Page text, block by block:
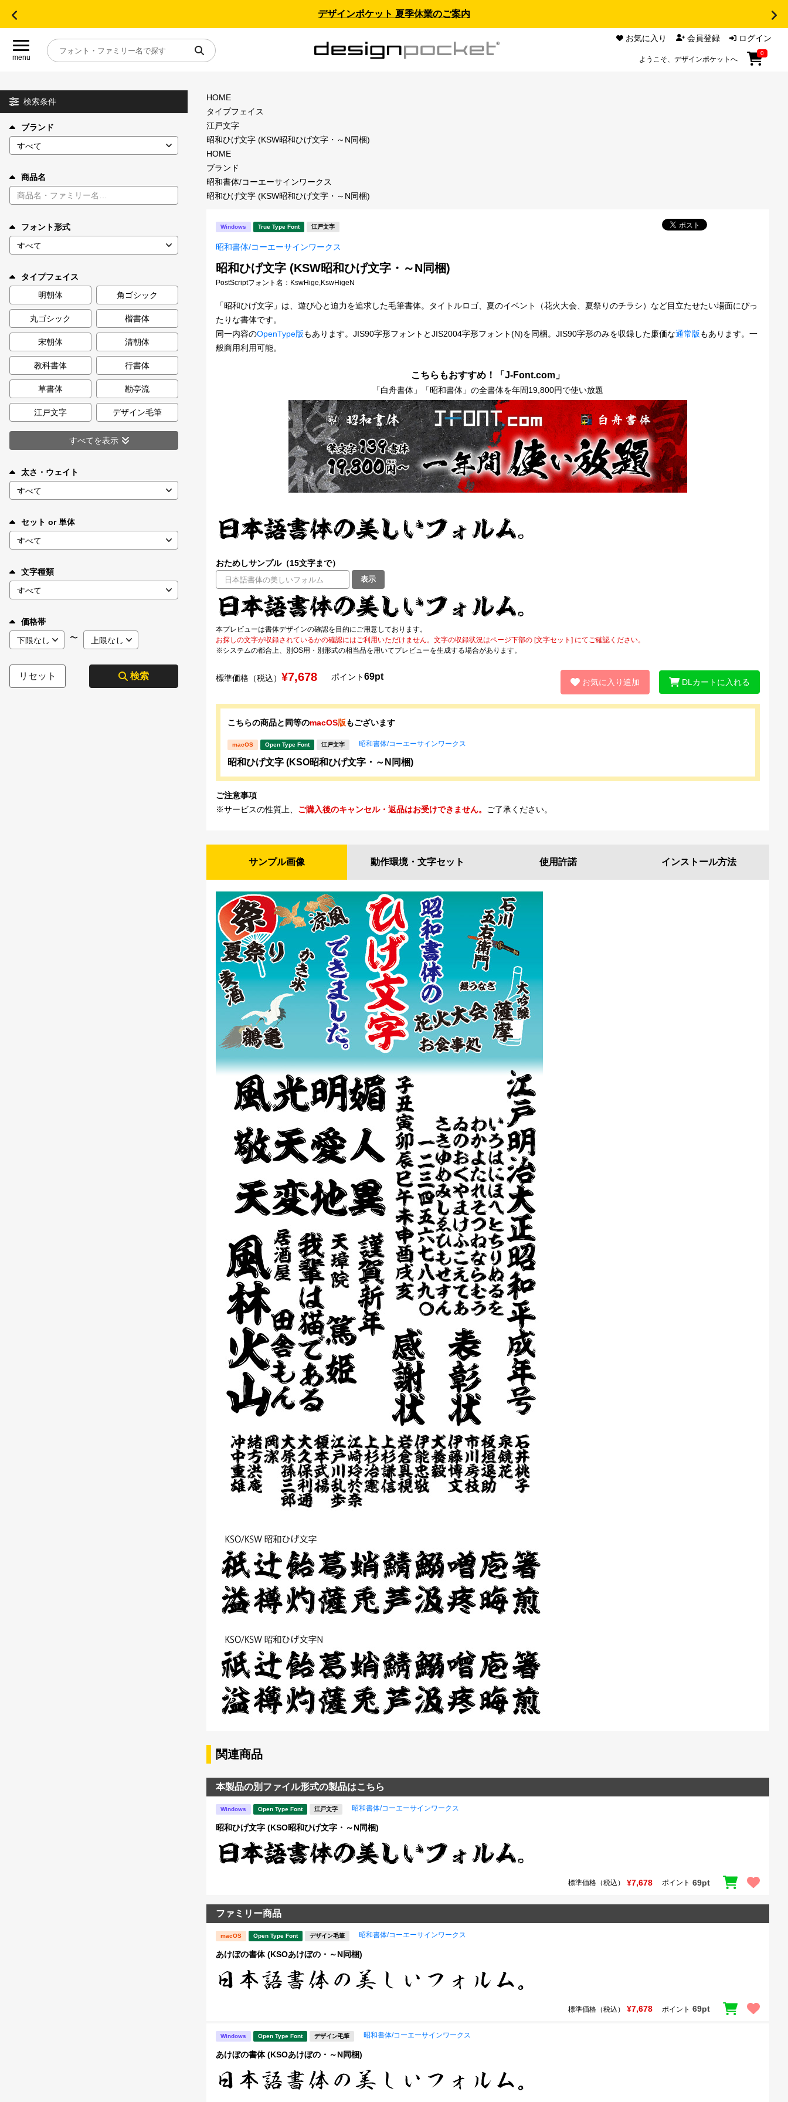
デザインポケット 夏季休業のご案内
menu
お気に入り 会員登録 ログイン
ようこそ、デザインポケットへ
0
目的別フォントガイド
特集
年間ライセンス商品
キャンペーン一覧
カート 0
マイページ
お気に入り
ご利用ガイド
お問い合わせ
検索条件
ブランド
商品名
フォント形式
タイプフェイス
明朝体
角ゴシック
丸ゴシック 楷書体
宋朝体 清朝体
教科書体 行書体
草書体 勘亭流
江戸文字 デザイン毛筆
すべてを表示
太さ・ウェイト
セット or 単体
文字種類
価格帯
〜
リセット 検索
HOME
タイプフェイス
江戸文字
昭和ひげ文字 (KSW昭和ひげ文字・～N同梱)
HOME
ブランド
昭和書体/コーエーサインワークス
昭和ひげ文字 (KSW昭和ひげ文字・～N同梱)
Windows True Type Font 江戸文字
昭和書体/コーエーサインワークス
昭和ひげ文字 (KSW昭和ひげ文字・～N同梱)
PostScriptフォント名： KswHige,KswHigeN
「昭和ひげ文字」は、遊び心と迫力を追求した毛筆書体。タイトルロゴ、夏のイベント（花火大会、夏祭りのチラシ）など目立たせたい場面にぴっ
たりな書体です。
同一内容のOpenType版もあります。JIS90字形フォントとJIS2004字形フォント(N)を同梱。JIS90字形のみを収録した廉価な通常版もあります。一
般商用利用可能。
こちらもおすすめ！「J-Font.com」
「白舟書体」「昭和書体」の全書体を年間19,800円で使い放題
おためしサンプル（15文字まで）
表示
本プレビューは書体デザインの確認を目的にご用意しております。
お探しの文字が収録されているかの確認にはご利用いただけません。文字の収録状況はページ下部の [文字セット] にてご確認ください。
※システムの都合上、別OS用・別形式の相当品を用いてプレビューを生成する場合があります。
標準価格（税込） ¥7,678 ポイント69pt
お気に入り追加 DLカートに入れる
こちらの商品と同等のmacOS版もございます
macOS Open Type Font 江戸文字 昭和書体/コーエーサインワークス
昭和ひげ文字 (KSO昭和ひげ文字・～N同梱)
ご注意事項
※サービスの性質上、 ご購入後のキャンセル・返品はお受けできません。 ご了承ください。
サンプル画像 動作環境・ 文字セット 使用許諾 インストール方法
関連商品
本製品の別ファイル形式の製品はこちら
Windows Open Type Font 江戸文字 昭和書体/コーエーサインワークス
昭和ひげ文字 (KSO昭和ひげ文字・～N同梱)
標準価格（税込） ¥7,678 ポイント 69pt
ファミリー商品
macOS Open Type Font デザイン毛筆 昭和書体/コーエーサインワークス
あけぼの書体 (KSOあけぼの・～N同梱)
標準価格（税込） ¥7,678 ポイント 69pt
Windows Open Type Font デザイン毛筆 昭和書体/コーエーサインワークス
あけぼの書体 (KSOあけぼの・～N同梱)